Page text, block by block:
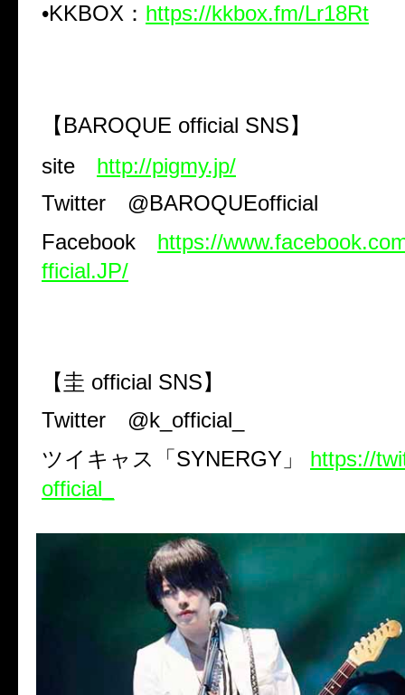
•KKBOX ： https://kkbox.fm/Lr18Rt
【 BAROQUE official SNS】
site
http://pigmy.jp/
Twitter
@BAROQUEofficial
Facebook
https://
fficial.JP/
【圭 official SNS】
Twitter
@k_official_
ツイキャス「 SYNERGY 」 https://
official_